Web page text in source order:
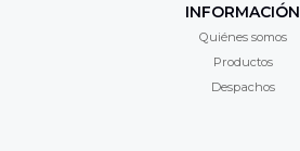
INFORMACIÓN
Quiénes somos
Productos
Despachos